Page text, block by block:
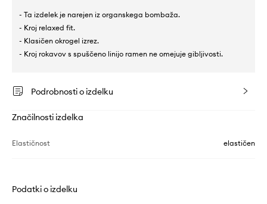
- Ta izdelek je narejen iz organskega bombaža.
- Kroj relaxed fit.
- Klasičen okrogel izrez.
- Kroj rokavov s spuščeno linijo ramen ne omejuje gibljivosti.
Podrobnosti o izdelku
Značilnosti izdelka
Elastičnost elastičen
Podatki o izdelku